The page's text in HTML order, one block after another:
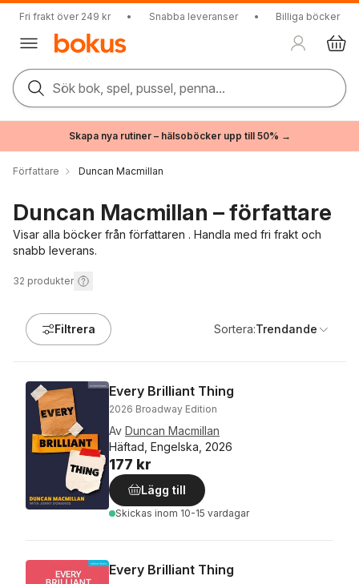
Fri frakt över 249 kr • Snabba leveranser • Billiga böcker
Sök bok, spel, pussel, penna...
Skapa nya rutiner – hälsoböcker upp till 50% →
Författare Duncan Macmillan
Duncan Macmillan – författare
Visar alla böcker från författaren . Handla med fri frakt och
snabb leverans.
32 produkter
Filtrera Sortera:Trendande
Every Brilliant Thing
2026 Broadway Edition
Av Duncan Macmillan
Häftad, Engelska, 2026
177 kr
Lägg till
Skickas inom 10-15 vardagar
Every Brilliant Thing